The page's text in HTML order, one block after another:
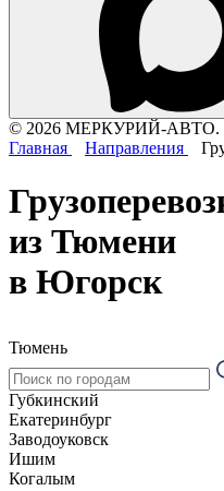
© 2026 МЕРКУРИЙ-АВТО.
Главная
Направления
из Тюмени
в Югорск
Тюмень
Губкинский
Екатеринбург
Заводоуковск
Ишим
Когалым